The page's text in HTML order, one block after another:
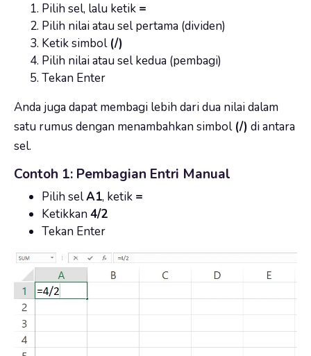
Pilih sel, lalu ketik =
Pilih nilai atau sel pertama (dividen)
Ketik simbol (/)
Pilih nilai atau sel kedua (pembagi)
Tekan Enter
Anda juga dapat membagi lebih dari dua nilai dalam
satu rumus dengan menambahkan simbol (/) di antara
sel.
Contoh 1: Pembagian Entri Manual
Pilih selA1, ketik =
Ketikkan 4/2
Tekan Enter